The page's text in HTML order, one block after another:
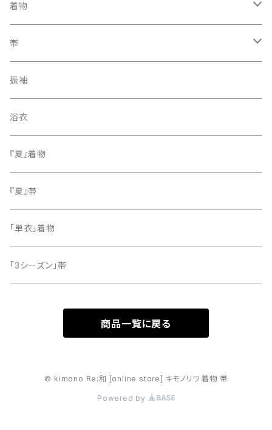
着物
訪問着・付下げ
紬
色無地
小紋
留袖
帯
袋帯
名古屋帯
振袖
浴衣
『夏』着物
『夏』帯
「単衣」着物
「3シーズン」帯
商品一覧に戻る
© kimono Re:和 [online store] キモノリワ 着物 帯
Powered by